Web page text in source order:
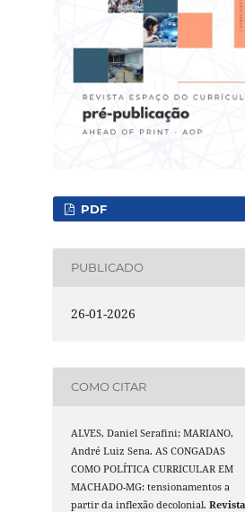
PDF
PUBLICADO
26-01-2026
COMO CITAR
ALVES, Daniel Serafini; MARIANO,
André Luiz Sena. AS CONGADAS
COMO POLÍTICA CURRICULAR EM
MACHADO-MG: tensionamentos a
partir da inflexão decolonial.Revista